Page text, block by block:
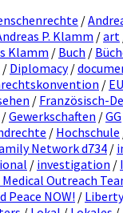
/
P. Klamm /art
Klamm / Buch /
/ Diplomacy/
/ EU
/ Französisch-
/Gewerkschaften /GG
/ Hochschule
Network d734 /
/ investigation /
Outreach
Peace NOW! /